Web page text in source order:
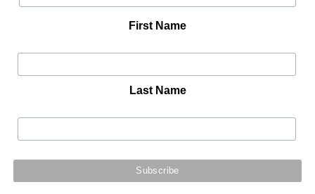
First Name
Last Name